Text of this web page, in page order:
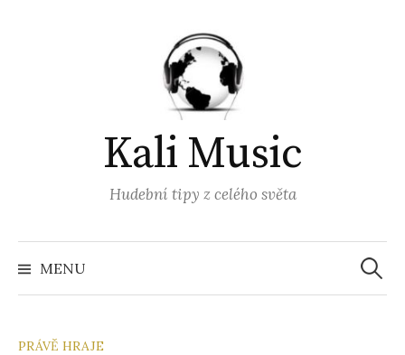
Kali Music
Hudební tipy z celého světa
MENU
PRÁVĚ HRAJE